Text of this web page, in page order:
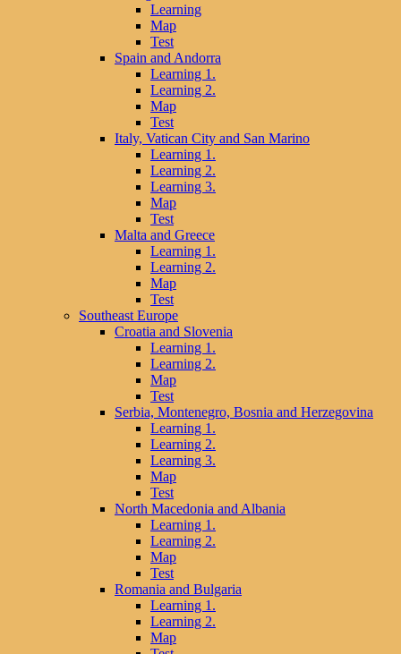
Learning
Map
Test
Spain and Andorra
Learning 1.
Learning 2.
Map
Test
Italy, Vatican City and San Marino
Learning 1.
Learning 2.
Learning 3.
Map
Test
Malta and Greece
Learning 1.
Learning 2.
Map
Test
Southeast Europe
Croatia and Slovenia
Learning 1.
Learning 2.
Map
Test
Serbia, Montenegro, Bosnia and Herzegovina
Learning 1.
Learning 2.
Learning 3.
Map
Test
North Macedonia and Albania
Learning 1.
Learning 2.
Map
Test
Romania and Bulgaria
Learning 1.
Learning 2.
Map